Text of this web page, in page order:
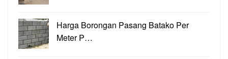
Harga Borongan Pasang Batako Per
Meter P…